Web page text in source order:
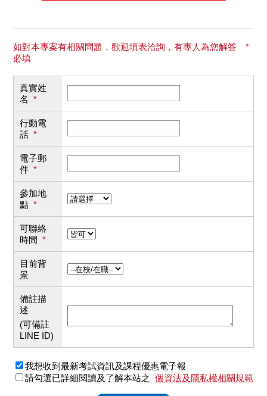
如對本專案有相關問題，歡迎填表洽詢，有專人為您解答 *
必填
真實姓
名 *
行動電
話 *
電子郵
件 *
參加地
點 *
可聯絡
時間 *
目前背
景
備註描
述
(可備註
LINE ID)
我想收到最新考試資訊及課程優惠電子報
請勾選已詳細閱讀及了解本站之 個資法及隱私權相關規範